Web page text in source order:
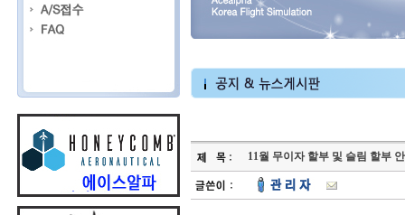
11월 무이자 할부 및 슬림 할부